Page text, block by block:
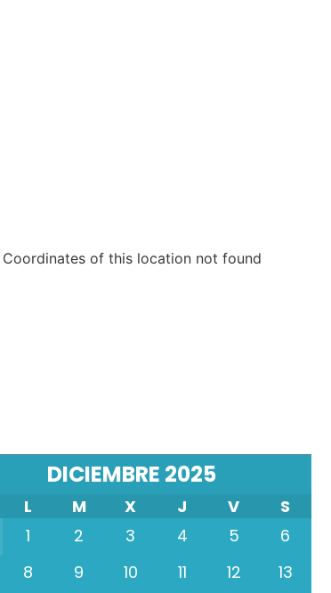
Coordinates of this location not found
DICIEMBRE 2025
L M X J V
S
1
2 3 4 5
6
8 9 10 11 12
13